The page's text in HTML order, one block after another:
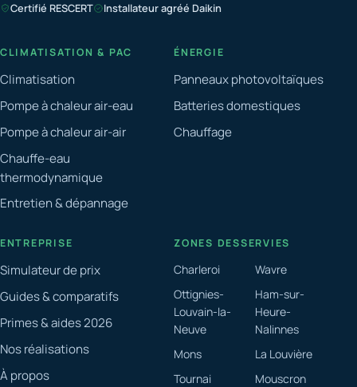
Certifié RESCERT
Installateur agréé Daikin
CLIMATISATION & PAC
Climatisation
Pompe à chaleur air-eau
Pompe à chaleur air-air
Chauffe-eau
thermodynamique
Entretien & dépannage
ÉNERGIE
Panneaux photovoltaïques
Batteries domestiques
Chauffage
ENTREPRISE
Simulateur de prix
Guides & comparatifs
Primes & aides 2026
Nos réalisations
À propos
ZONES DESSERVIES
Charleroi
Wavre
Ottignies-
Louvain-la-
Neuve
Ham-sur-
Heure-
Nalinnes
Mons
La Louvière
Tournai
Mouscron